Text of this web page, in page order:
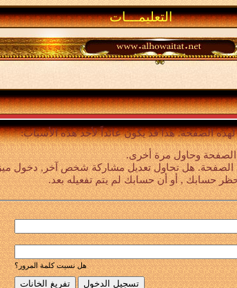
التعليمـــات
الصفحة. هذا قد يكون عائداً لأحد هذه الأسباب:
الصفحة وحاول مرة أخرى.
الصفحة. هل تحاول تعديل مشاركة شخص آخر, دخول
حسابك , أو أن حسابك لم يتم تفعيله بعد.
هل نسيت كلمة المرور؟